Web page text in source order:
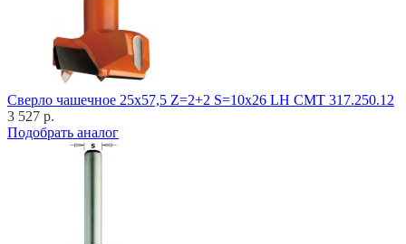
Cверло чашечное 25x57,5 Z=2+2 S=10x26 LH CMT 317.250.12
3 527 р.
Подобрать аналог